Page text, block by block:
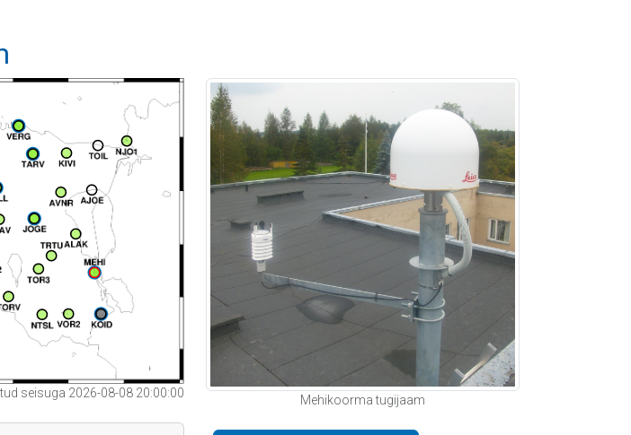
seisuga 2026-08-08 20:00:00
Mehikoorma tugijaam